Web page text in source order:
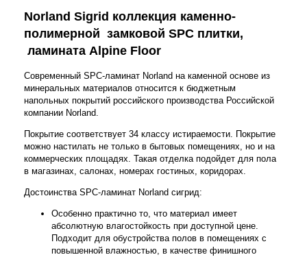
Norland Sigrid коллекция каменно-
полимерной замковой SPC плитки,
ламината Alpine Floor
Современный SPC-ламинат Norland на каменной основе из
минеральных материалов относится к бюджетным
напольных покрытий российского производства Российской
компании Norland.
Покрытие соответствует 34 классу истираемости. Покрытие
можно настилать не только в бытовых помещениях, но и на
коммерческих площадях. Такая отделка подойдет для пола
в магазинах, салонах, номерах гостиных, коридорах.
Достоинства SPC-ламинат Norland сигрид:
Особенно практично то, что материал имеет
абсолютную влагостойкость при доступной цене.
Подходит для обустройства полов в помещениях с
повышенной влажностью, в качестве финишного